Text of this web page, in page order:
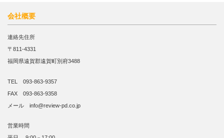
会社概要
連絡先住所
〒811-4331
福岡県遠賀郡遠賀町別府3488
TEL 093-863-9357
FAX 093-863-9358
メール info@review-pd.co.jp
営業時間